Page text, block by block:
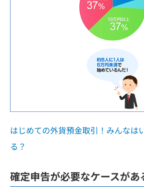
はじめての外貨預金取引！みんなは
る？
確定申告が必要なケースがあ